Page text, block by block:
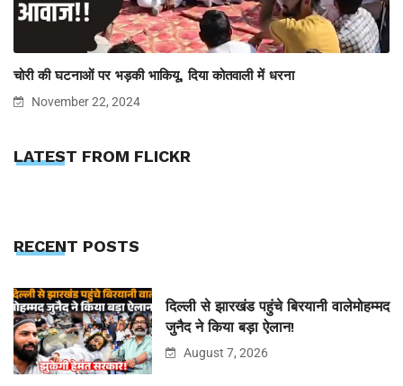
चोरी की घटनाओं पर भड़की भाकियू, दिया कोतवाली में धरना
November 22, 2024
LATEST FROM FLICKR
RECENT POSTS
दिल्ली से झारखंड पहुंचे बिरयानी वालेमोहम्मद
जुनैद ने किया बड़ा ऐलान!
August 7, 2026